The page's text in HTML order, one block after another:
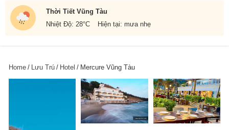
Thời Tiết Vũng Tàu
Nhiệt Độ: 28°C Hiện tại: mưa nhẹ
Home / Lưu Trú / Hotel / Mercure Vũng Tàu